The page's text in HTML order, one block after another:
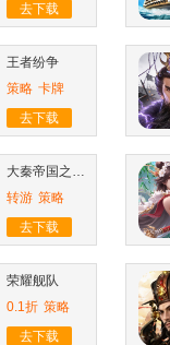
去下载
王者纷争
策略 卡牌
去下载
大秦帝国之帝国烽烟
转游 策略
去下载
荣耀舰队
0.1折 策略
去下载